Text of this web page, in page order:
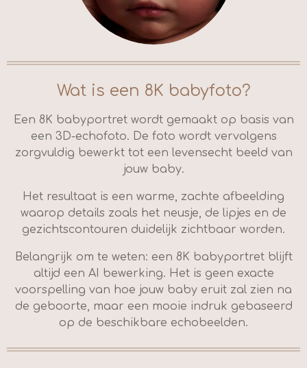
Wat is een 8K babyfoto?
Een 8K babyportret wordt gemaakt op basis van
een 3D-echofoto. De foto wordt vervolgens
zorgvuldig bewerkt tot een levensecht beeld van
jouw baby.
Het resultaat is een warme, zachte afbeelding
waarop details zoals het neusje, de lipjes en de
gezichtscontouren duidelijk zichtbaar worden.
Belangrijk om te weten: een 8K babyportret blijft
altijd een AI bewerking. Het is geen exacte
voorspelling van hoe jouw baby eruit zal zien na
de geboorte, maar een mooie indruk gebaseerd
op de beschikbare echobeelden.